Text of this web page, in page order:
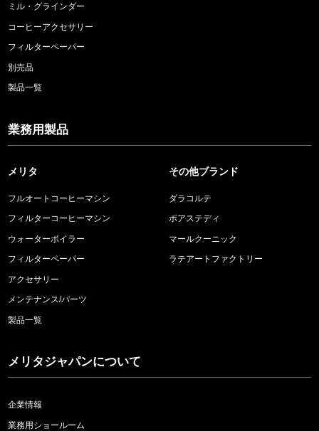
ミル・グラインダー
コーヒーアクセサリー
フィルターペーパー
別売品
製品一覧
業務用製品
メリタ
フルオートコーヒーマシン
フィルターコーヒーマシン
ウォーターボイラー
フィルターペーパー
アクセサリー
メンテナンス/パーツ
製品一覧
その他ブランド
ダラコルテ
ポアステディ
マールクーニック
ラテアートファクトリー
メリタジャパンについて
企業情報
業務用ショールーム